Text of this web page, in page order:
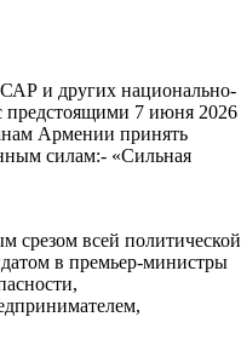
САР и других национально-
предстоящими 7 июня 2026
Армении принять
силам:- «Сильная
всей политической
в премьер-министры